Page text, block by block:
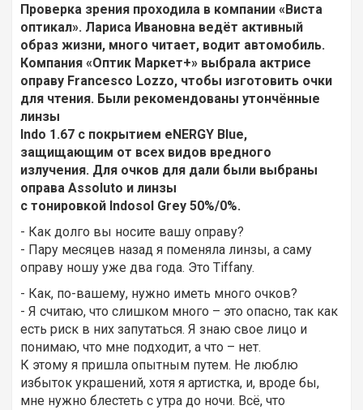
Проверка зрения проходила в компании «Виста
оптикал». Лариса Ивановна ведёт активный
образ жизни, много читает, водит автомобиль.
Компания «Оптик Маркет+» выбрала актрисе
оправу Francesco Lozzo, чтобы изготовить очки
для чтения. Были рекомендованы утончённые
линзы
Indo 1.67 с покрытием eNERGY Blue,
защищающим от всех видов вредного
излучения. Для очков для дали были выбраны
оправа Assoluto и линзы
с тонировкой Indosol Grey 50%/0%.
- Как долго вы носите вашу оправу?
- Пару месяцев назад я поменяла линзы, а саму
оправу ношу уже два года. Это Tiffany.
- Как, по-вашему, нужно иметь много очков?
- Я считаю, что слишком много – это опасно, так как
есть риск в них запутаться. Я знаю свое лицо и
понимаю, что мне подходит, а что – нет.
К этому я пришла опытным путем. Не люблю
избыток украшений, хотя я артистка, и, вроде бы,
мне нужно блестеть с утра до ночи. Всё, что